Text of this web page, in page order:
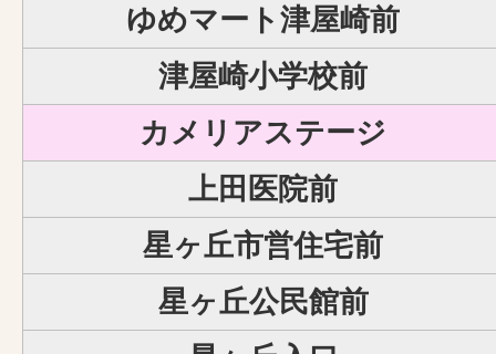
ゆめマート津屋崎前
津屋崎小学校前
カメリアステージ
上田医院前
星ヶ丘市営住宅前
星ヶ丘公民館前